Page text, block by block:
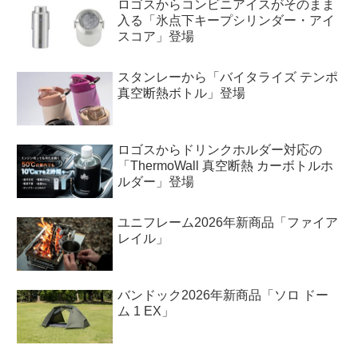
ロゴスからコンビニアイスがそのまま
入る「氷点下キープシリンダー・アイ
スコア」登場
スタンレーから「バイタライズ テンポ
真空断熱ボトル」登場
ロゴスからドリンクホルダー対応の
「ThermoWall 真空断熱 カーボトルホ
ルダー」登場
ユニフレーム2026年新商品「ファイア
レイル」
バンドック2026年新商品「ソロ ドー
ム 1 EX」